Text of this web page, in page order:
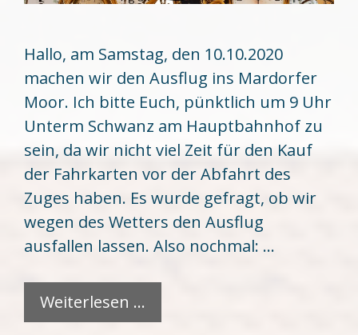
Hallo, am Samstag, den 10.10.2020
machen wir den Ausflug ins Mardorfer
Moor. Ich bitte Euch, pünktlich um 9 Uhr
Unterm Schwanz am Hauptbahnhof zu
sein, da wir nicht viel Zeit für den Kauf
der Fahrkarten vor der Abfahrt des
Zuges haben. Es wurde gefragt, ob wir
wegen des Wetters den Ausflug
ausfallen lassen. Also nochmal: …
Weiterlesen …